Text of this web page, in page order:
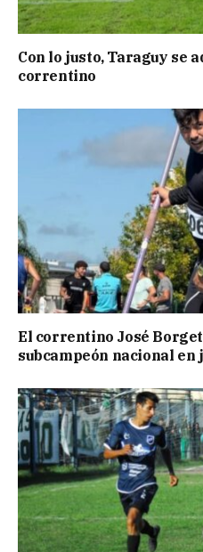
Con lo justo, Taraguy se
correntino
El correntino José
subcampeón nacional en